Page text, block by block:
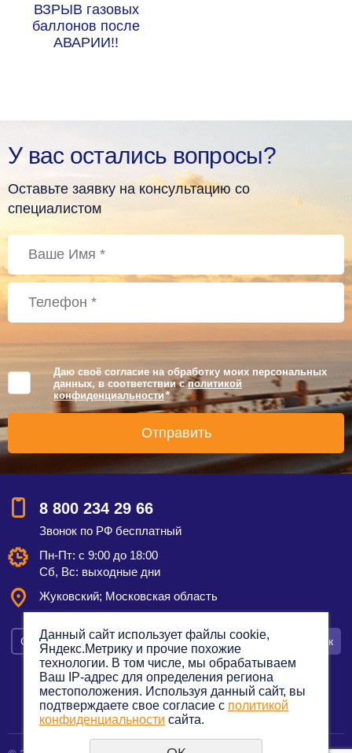
ВЗРЫВ газовых
баллонов после
АВАРИИ!!
У вас остались вопросы?
Оставьте заявку на консультацию со
специалистом
Даю своё согласие на обработку моих персональных
данных, в соответствии сполитикой
конфиденциальности *
8 800 234 29 66
Звонок по РФ бесплатный
Пн-Пт: с 9:00 до 18:00
Сб, Вс: выходные дни
Жуковский; Московская область
Смотреть на карте Оставить заявку Заказать звонок
Политика конфиденциальности
Данный сайт использует файлы cookie,
Яндекс.Метрику и прочие похожие
технологии. В том числе, мы обрабатываем
Ваш IP-адрес для определения региона
местоположения. Используя данный сайт, вы
подтверждаете свое согласие с политикой
конфиденциальности сайта.